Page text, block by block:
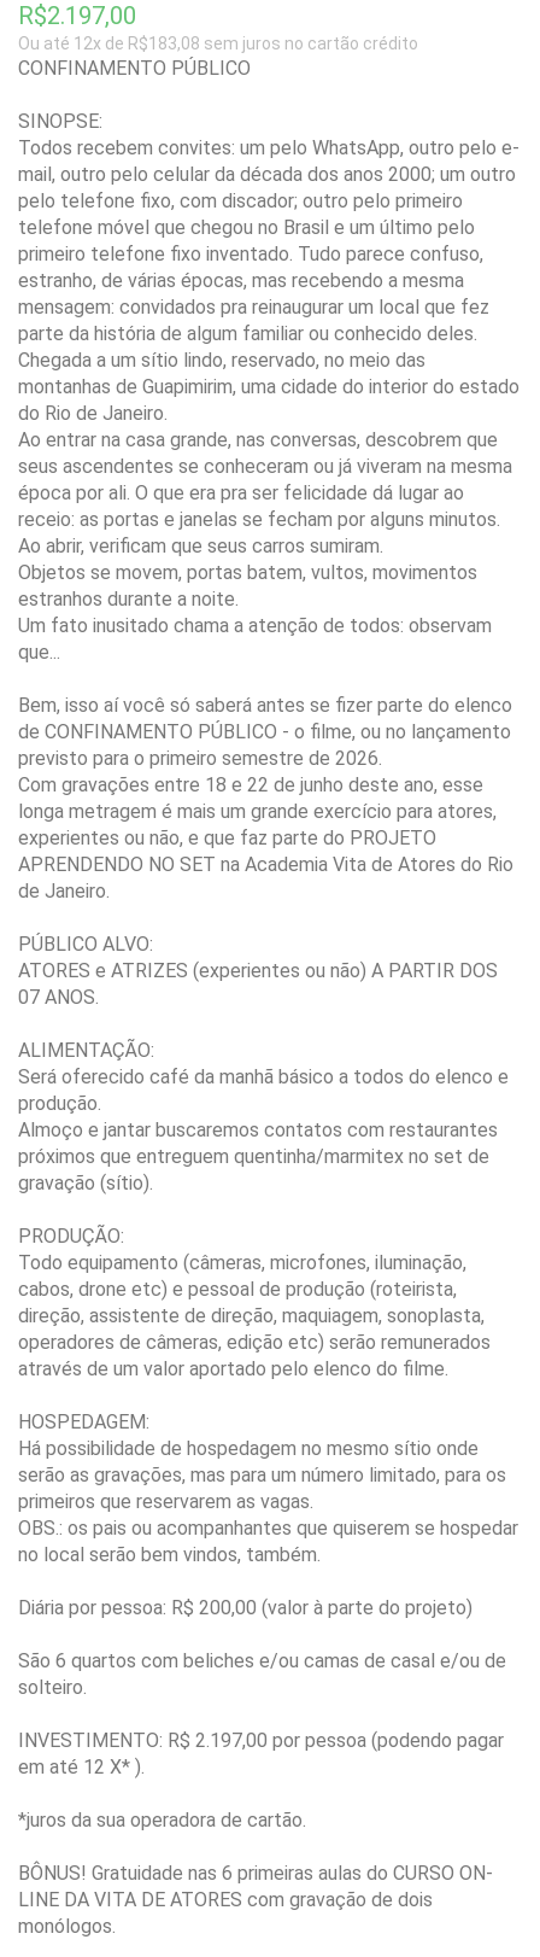
R$2.197,00
Ou até 12x de R$183,08 sem juros no cartão crédito
CONFINAMENTO PÚBLICO
SINOPSE:
Todos recebem convites: um pelo WhatsApp, outro pelo e-
mail, outro pelo celular da década dos anos 2000; um outro
pelo telefone fixo, com discador; outro pelo primeiro
telefone móvel que chegou no Brasil e um último pelo
primeiro telefone fixo inventado. Tudo parece confuso,
estranho, de várias épocas, mas recebendo a mesma
mensagem: convidados pra reinaugurar um local que fez
parte da história de algum familiar ou conhecido deles.
Chegada a um sítio lindo, reservado, no meio das
montanhas de Guapimirim, uma cidade do interior do estado
do Rio de Janeiro.
Ao entrar na casa grande, nas conversas, descobrem que
seus ascendentes se conheceram ou já viveram na mesma
época por ali. O que era pra ser felicidade dá lugar ao
receio: as portas e janelas se fecham por alguns minutos.
Ao abrir, verificam que seus carros sumiram.
Objetos se movem, portas batem, vultos, movimentos
estranhos durante a noite.
Um fato inusitado chama a atenção de todos: observam
que...
Bem, isso aí você só saberá antes se fizer parte do elenco
de CONFINAMENTO PÚBLICO - o filme, ou no lançamento
previsto para o primeiro semestre de 2026.
Com gravações entre 18 e 22 de junho deste ano, esse
longa metragem é mais um grande exercício para atores,
experientes ou não, e que faz parte do PROJETO
APRENDENDO NO SET na Academia Vita de Atores do Rio
de Janeiro.
PÚBLICO ALVO:
ATORES e ATRIZES (experientes ou não) A PARTIR DOS
07 ANOS.
ALIMENTAÇÃO:
Será oferecido café da manhã básico a todos do elenco e
produção.
Almoço e jantar buscaremos contatos com restaurantes
próximos que entreguem quentinha/marmitex no set de
gravação (sítio).
PRODUÇÃO:
Todo equipamento (câmeras, microfones, iluminação,
cabos, drone etc) e pessoal de produção (roteirista,
direção, assistente de direção, maquiagem, sonoplasta,
operadores de câmeras, edição etc) serão remunerados
através de um valor aportado pelo elenco do filme.
HOSPEDAGEM:
Há possibilidade de hospedagem no mesmo sítio onde
serão as gravações, mas para um número limitado, para os
primeiros que reservarem as vagas.
OBS.: os pais ou acompanhantes que quiserem se hospedar
no local serão bem vindos, também.
Diária por pessoa: R$ 200,00 (valor à parte do projeto)
São 6 quartos com beliches e/ou camas de casal e/ou de
solteiro.
INVESTIMENTO: R$ 2.197,00 por pessoa (podendo pagar
em até 12 X* ).
*juros da sua operadora de cartão.
BÔNUS! Gratuidade nas 6 primeiras aulas do CURSO ON-
LINE DA VITA DE ATORES com gravação de dois
monólogos.